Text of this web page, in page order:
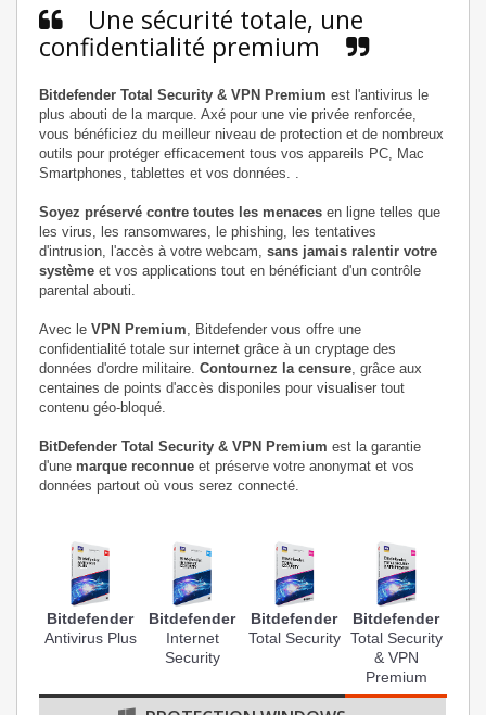
Une sécurité totale, une
confidentialité premium
Bitdefender Total Security & VPN Premium est l'antivirus le
plus abouti de la marque. Axé pour une vie privée renforcée,
vous bénéficiez du meilleur niveau de protection et de nombreux
outils pour protéger efficacement tous vos appareils PC, Mac
Smartphones, tablettes et vos données. .
Soyez préservé contre toutes les menaces en ligne telles que
les virus, les ransomwares, le phishing, les tentatives
d'intrusion, l'accès à votre webcam, sans jamais ralentir votre
système et vos applications tout en bénéficiant d'un contrôle
parental abouti.
Avec le VPN Premium, Bitdefender vous offre une
confidentialité totale sur internet grâce à un cryptage des
données d'ordre militaire. Contournez la censure, grâce aux
centaines de points d'accès disponiles pour visualiser tout
contenu géo-bloqué.
BitDefender Total Security & VPN Premium est la garantie
d'une marque reconnue et préserve votre anonymat et vos
données partout où vous serez connecté.
Bitdefender
Antivirus Plus
Bitdefender
Internet
Security
Bitdefender
Total Security
Bitdefender
Total Security
& VPN
Premium